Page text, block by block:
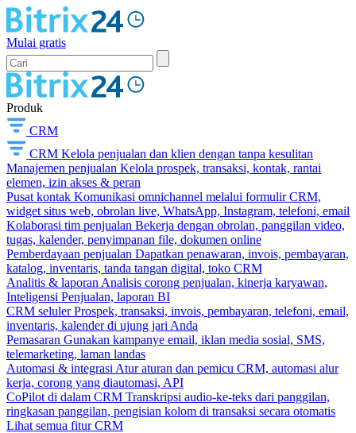
Mulai gratis
Produk
CRM
CRM Kelola penjualan dan klien dengan tanpa kesulitan
Manajemen penjualan Kelola prospek, transaksi, kontak, rantai
elemen, izin akses & peran
Pusat kontak Komunikasi omnichannel melalui formulir CRM,
widget situs web, obrolan live, WhatsApp, Instagram, telefoni, email
Kolaborasi tim penjualan Bekerja dengan obrolan, panggilan video,
tugas, kalender, penyimpanan file, dokumen online
Pemberdayaan penjualan Dapatkan penawaran, invois, pembayaran,
katalog, inventaris, tanda tangan digital, toko CRM
Analitis & laporan Analisis corong penjualan, kinerja karyawan,
Inteligensi Penjualan, laporan BI
CRM seluler Prospek, transaksi, invois, pembayaran, telefoni, email,
inventaris, kalender di ujung jari Anda
Pemasaran Gunakan kampanye email, iklan media sosial, SMS,
telemarketing, laman landas
Automasi & integrasi Atur aturan dan pemicu CRM, automasi alur
kerja, corong yang diautomasi, API
CoPilot di dalam CRM Transkripsi audio-ke-teks dari panggilan,
ringkasan panggilan, pengisian kolom di transaksi secara otomatis
Lihat semua fitur CRM